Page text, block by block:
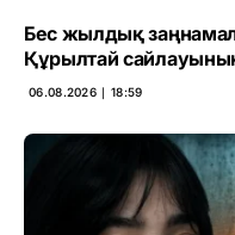
Бес жылдық
Құрылтай
06.08.2026 ∣ 18:59